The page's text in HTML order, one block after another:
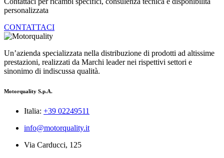
personalizzata
CONTATTACI
Un’azienda specializzata nella distribuzione di prodotti ad altissime
prestazioni, realizzati da Marchi leader nei rispettivi settori e
sinonimo di indiscussa qualità.
Motorquality S.p.A.
Italia: +39 02249511
info@motorquality.it
Via Carducci, 125